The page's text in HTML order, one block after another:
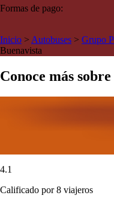
Formas de pago:
Inicio > Autobuses > Grupo
Buenavista
Conoce más
4.1
Calificado por 8 viajeros